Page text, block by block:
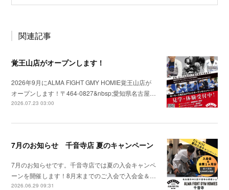
関連記事
覚王山店がオープンします！
2026年9月にALMA FIGHT GMY HOMIE覚王山店が
オープンします！〒464-0827&nbsp;愛知県名古屋…
2026.07.23 03:00
7月のお知らせ 千音寺店 夏のキャンペーン
7月のお知らせです。千音寺店では夏の入会キャンペ
ーンを開催します！8月末までのご入会で入会金＆…
2026.06.29 09:31